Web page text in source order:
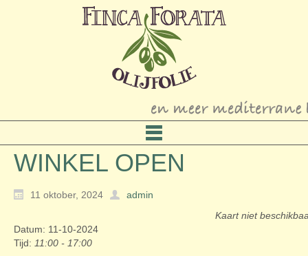
WINKEL OPEN
11 oktober, 2024
admin
Kaart niet
Datum: 11-10-2024
Tijd: 11:00 - 17:00